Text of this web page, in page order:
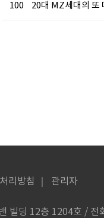
100 20대 MZ세대의 또
리방침 관리자
빌딩 12층 1204호 /